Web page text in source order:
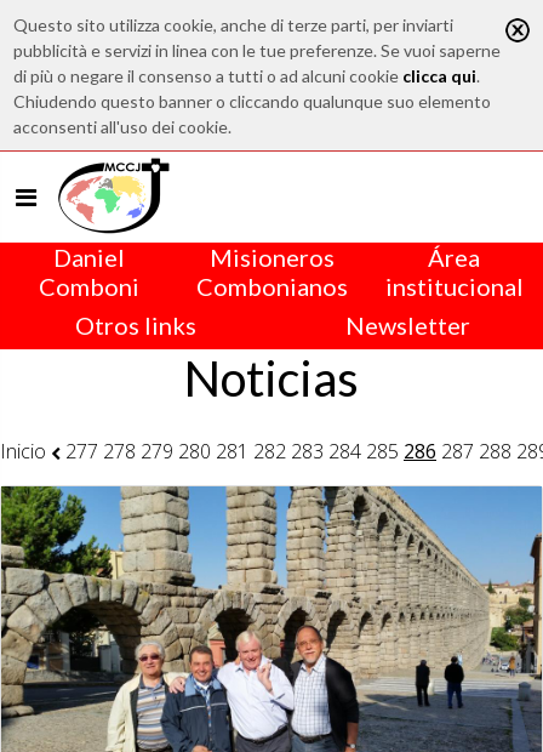
Questo sito utilizza cookie, anche di terze parti, per inviarti
pubblicità e servizi in linea con le tue preferenze. Se vuoi saperne
di più o negare il consenso a tutti o ad alcuni cookie clicca qui.
Chiudendo questo banner o cliccando qualunque suo elemento
acconsenti all'uso dei cookie.
Daniel
Comboni
Misioneros
Combonianos
Área
institucional
Otros links
Newsletter
Noticias
Inicio 277 278 279 280 281 282 283 284 285 286 287 288